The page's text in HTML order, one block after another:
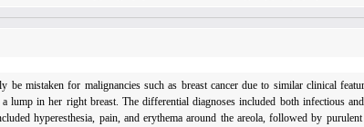
be mistaken for malignancies such as breast cancer due to similar clinical
lump in her right breast. The differential diagnoses included both infectious
hyperesthesia, pain, and erythema around the areola, followed by